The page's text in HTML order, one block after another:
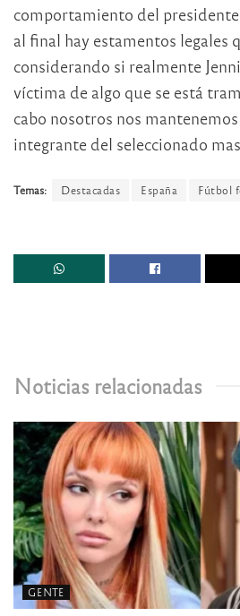
comportamiento del presidente
al final hay estamentos legales
considerando si realmente
víctima de algo que se está
cabo nosotros nos
integrante del seleccionado
Temas: Destacadas España Fútbol
Noticias relacionadas
GENTE